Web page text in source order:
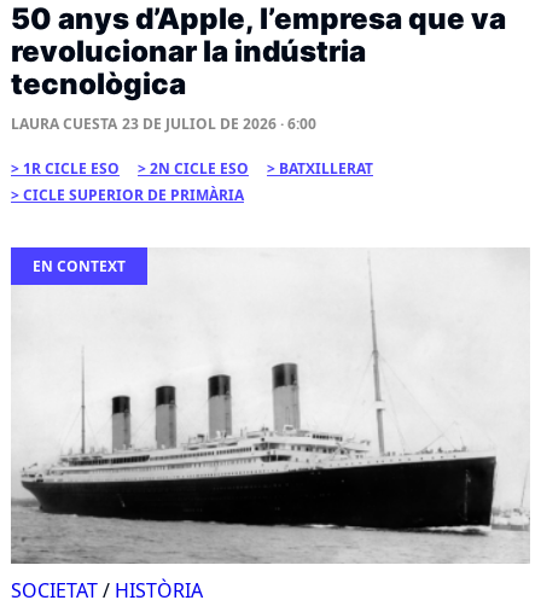
50 anys d’Apple, l’empresa que va
revolucionar la indústria
tecnològica
LAURA CUESTA 23 DE JULIOL DE 2026 · 6:00
1R CICLE ESO 2N CICLE ESO
BATXILLERAT
CICLE SUPERIOR DE PRIMÀRIA
EN CONTEXT
SOCIETAT/ HISTÒRIA